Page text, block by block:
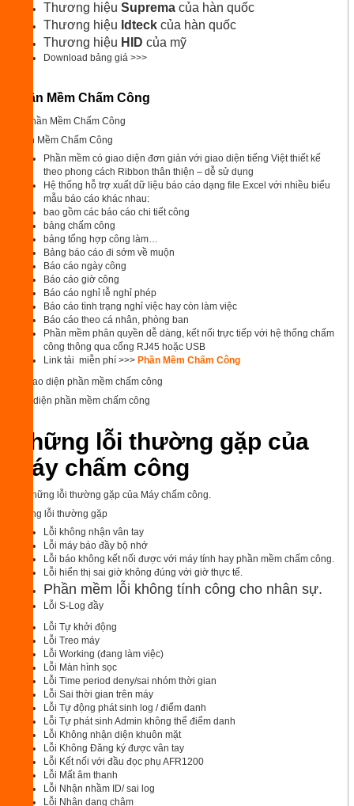
Thương hiệu Suprema của hàn quốc
Thương hiệu Idteck của hàn quốc
Thương hiệu HID của mỹ
Download bảng giá >>>
Phần Mềm Chấm Công
Phần Mềm Chấm Công
Phần mềm có giao diện đơn giản với giao diện tiếng Việt thiết kế
theo phong cách Ribbon thân thiện – dễ sử dụng
Hệ thống hỗ trợ xuất dữ liệu báo cáo dạng file Excel với nhiều biểu
mẫu báo cáo khác nhau:
bao gồm các báo cáo chi tiết công
bảng chấm công
bảng tổng hợp công làm…
Bảng báo cáo đi sớm về muộn
Báo cáo ngày công
Báo cáo giờ công
Báo cáo nghỉ lễ nghỉ phép
Báo cáo tình trạng nghỉ việc hay còn làm việc
Báo cáo theo cá nhân, phòng ban
Phần mềm phân quyền dễ dàng, kết nối trực tiếp với hệ thống chấm
công thông qua cổng RJ45 hoặc USB
Link tải miễn phí >>> Phần Mềm Chấm Công
giao diện phần mềm chấm công
Những lỗi thường gặp của
Máy chấm công
Những lỗi thường gặp
Lỗi không nhận vân tay
Lỗi máy báo đầy bộ nhớ
Lỗi báo không kết nối được với máy tính hay phần mềm chấm công.
Lỗi hiển thị sai giờ không đúng với giờ thực tế.
Phần mềm lỗi không tính công cho nhân sự.
Lỗi S-Log đầy
Lỗi Tự khởi động
Lỗi Treo máy
Lỗi Working (đang làm việc)
Lỗi Màn hình sọc
Lỗi Time period deny/sai nhóm thời gian
Lỗi Sai thời gian trên máy
Lỗi Tự động phát sinh log / điểm danh
Lỗi Tự phát sinh Admin không thể điểm danh
Lỗi Không nhận diện khuôn mặt
Lỗi Không Đăng ký được vân tay
Lỗi Kết nối với đầu đọc phụ AFR1200
Lỗi Mất âm thanh
Lỗi Nhận nhầm ID/ sai log
Lỗi Nhận dạng chậm